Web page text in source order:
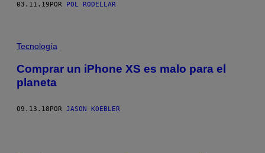
03.11.19 POR POL RODELLAR
Tecnología
Comprar un iPhone XS es ​​malo para el
planeta
09.13.18POR JASON KOEBLER